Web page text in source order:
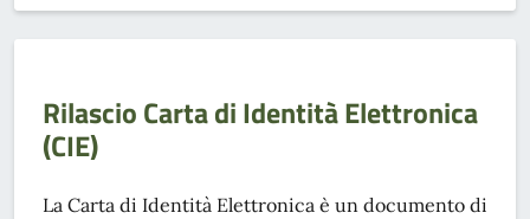
Rilascio Carta di Identità Elettronica
(CIE)
La Carta di Identità Elettronica è un documento di